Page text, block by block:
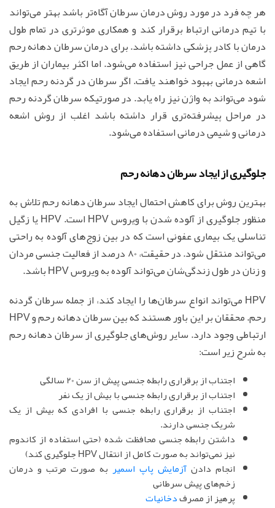
هر چه فرد در مورد روش درمان سرطان آگاه‌تر باشد بهتر می‌تواند
با تیم درمانی ارتباط برقرار کند و همکاری موثرتری در تمام طول
درمان با کادر پزشکی داشته باشد. برای درمان سرطان دهانه رحم
گاهی از عمل جراحی نیز استفاده می‌شود. اما اکثر بیماران از طریق
اشعه درمانی بهبود خواهند یافت. اگر سرطان در گردنه رحم ایجاد
شود می‌تواند به واژن نیز راه یابد. در صورتیکه سرطان گردنه رحم
در مراحل پیشرفته‌تری قرار داشته باشد اغلب از روش اشعه
درمانی و شیمی درمانی استفاده می‌شود.
جلوگیری از ایجاد سرطان دهانه رحم
بهترین روش برای کاهش احتمال ایجاد سرطان دهانه رحم تلاش به
منظور جلوگیری از آلوده شدن با ویروس HPV است. HPV یا زگیل
تناسلی یک بیماری عفونی است که در بین زوج‌های آلوده به راحتی
می‌تواند منتقل شود. در حقیقت، 80 درصد از فعالیت جنسی مردان
و زنان در طول زندگی‌شان می‌تواند آلوده به ویروس HPV باشد.
HPV می‌تواند انواع سرطان‌ها را ایجاد کند، از جمله سرطان گردنه
رحم. محققان بر این باور هستند که بین سرطان دهانه رحم و HPV
ارتباطی وجود دارد. سایر روش‌های جلوگیری از سرطان دهانه رحم
به شرح زیر است:
اجتناب از برقراری رابطه جنسی پیش از سن 20 سالگی
اجتناب از برقراری رابطه جنسی با بیش از یک نفر
اجتناب از برقراری رابطه جنسی با افرادی که بیش از یک
شریک جنسی دارند.
داشتن رابطه جنسی محافظت شده (حتی استفاده از کاندوم
نیز نمی‌تواند به صورت کامل از انتقال HPV جلوگیری کند)
انجام دادن آزمایش پاپ اسمیر به صورت مرتب و درمان
زخم‌های پیش سرطانی
پرهیز از مصرفدخانیات